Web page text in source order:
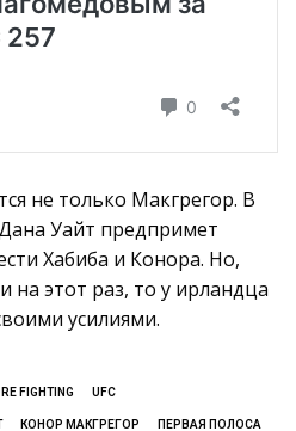
не только Макгрегор. В
Уайт предпримет
Хабиба и Конора. Но,
на этот раз, то у ирландца
усилиями.
FIGHTING UFC
КОНОР МАКГРЕГОР ПЕРВАЯ ПОЛОСА